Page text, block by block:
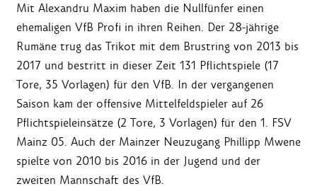
Mit Alexandru Maxim haben die Nullfünfer einen
ehemaligen VfB Profi in ihren Reihen. Der 28-jährige
Rumäne trug das Trikot mit dem Brustring von 2013 bis
2017 und bestritt in dieser Zeit 131 Pflichtspiele (17
Tore, 35 Vorlagen) für den VfB. In der vergangenen
Saison kam der offensive Mittelfeldspieler auf 26
Pflichtspieleinsätze (2 Tore, 3 Vorlagen) für den 1. FSV
Mainz 05. Auch der Mainzer Neuzugang Phillipp Mwene
spielte von 2010 bis 2016 in der Jugend und der
zweiten Mannschaft des VfB.